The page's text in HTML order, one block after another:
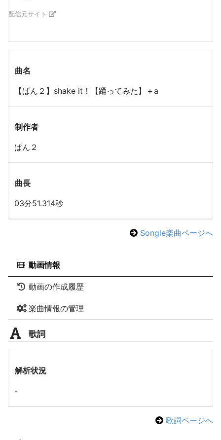
配信元サイト
曲名
【ぱん２】shake it！【踊ってみた】＋a
制作者
ぱん２
曲長
03分51.314秒
Songle楽曲ページへ
動画情報
動画の作成履歴
楽曲情報の管理
歌詞
解析状況
-
歌詞ページへ